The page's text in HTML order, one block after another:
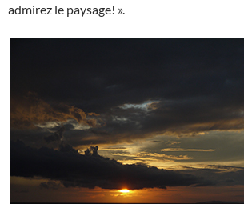
admirez le paysage! ».